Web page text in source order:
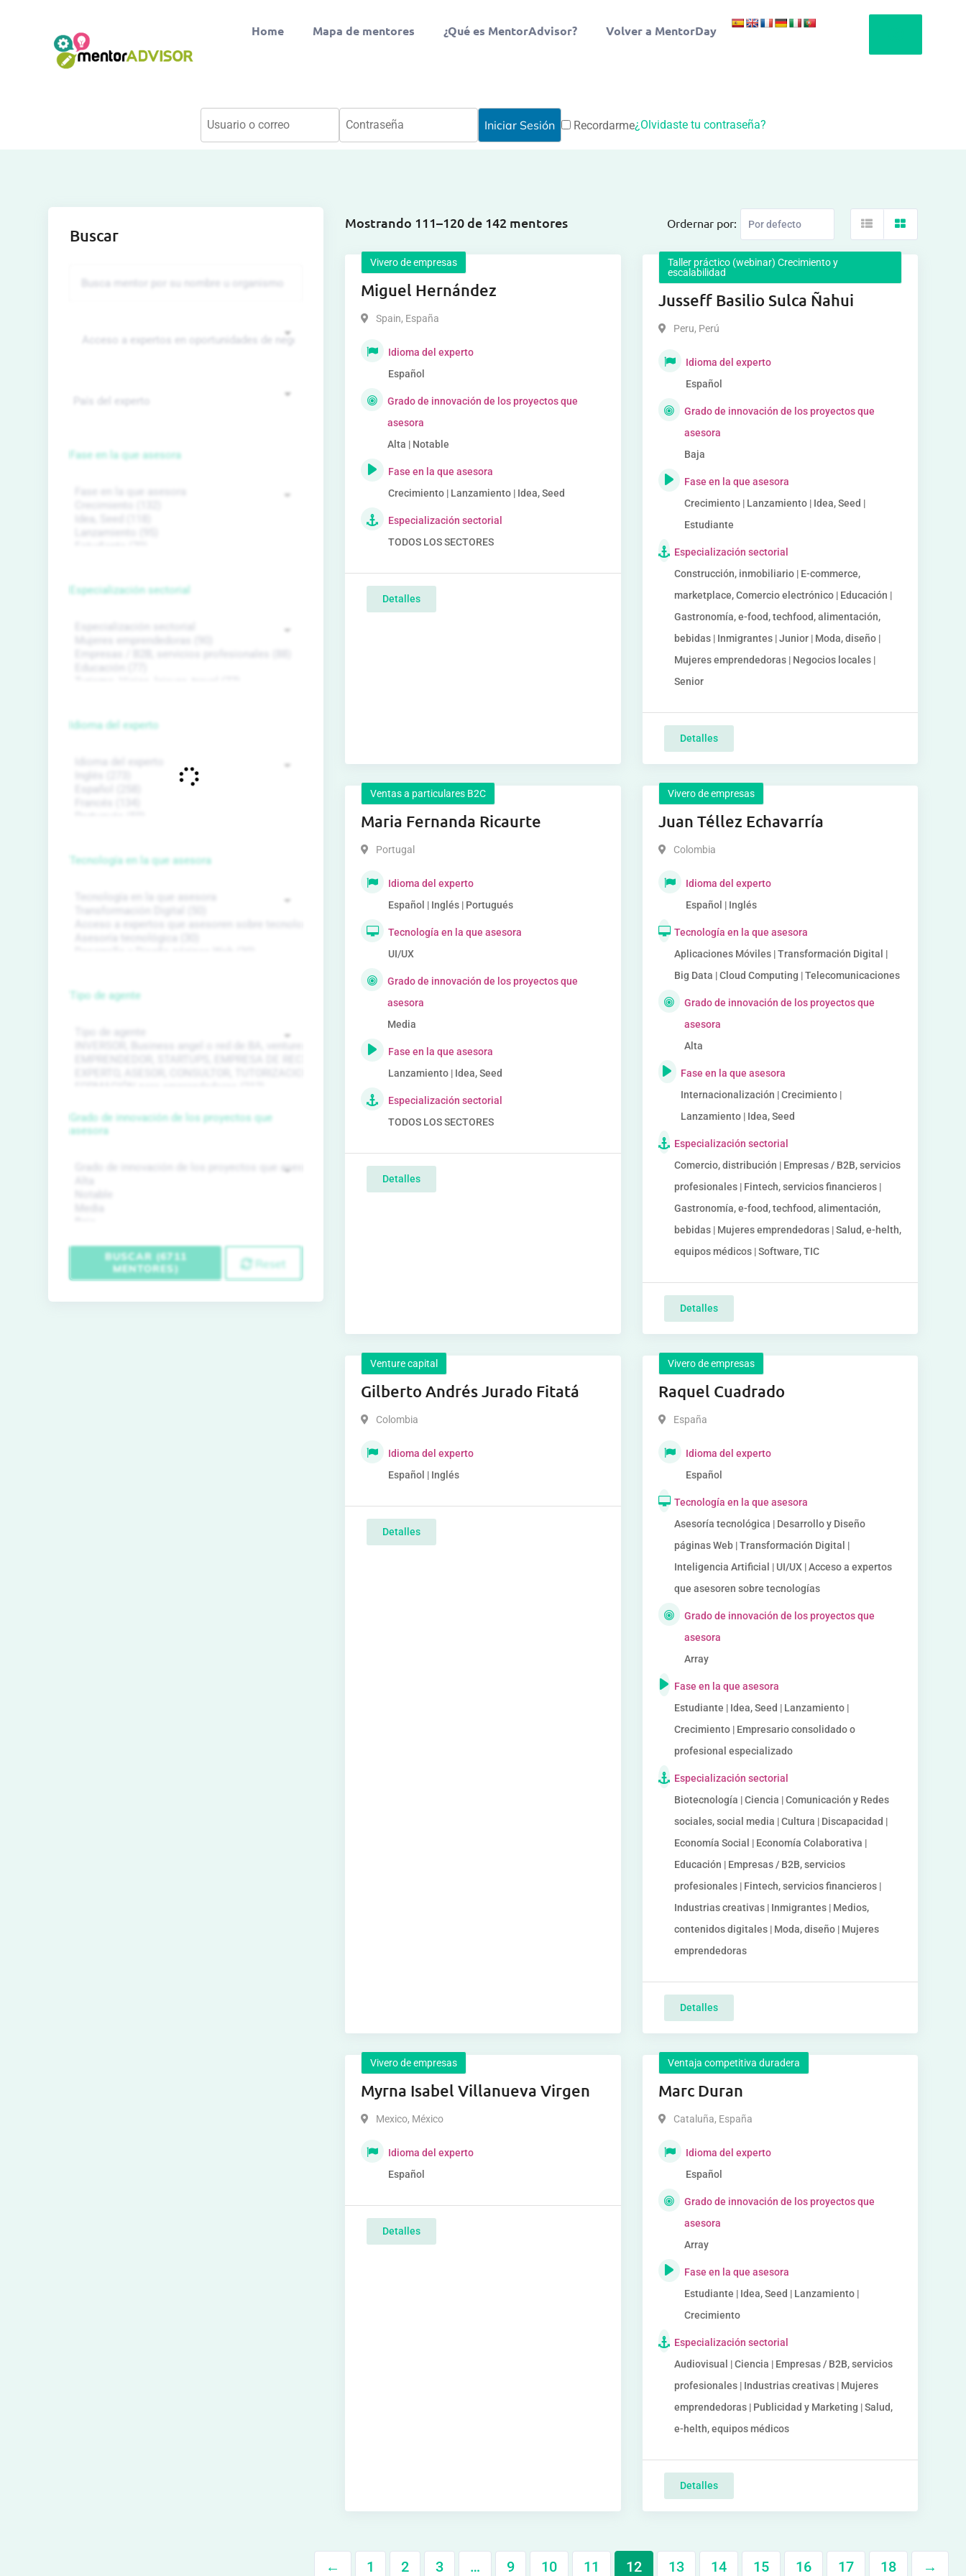
Home Mapa de mentores ¿Qué es MentorAdvisor? Volver a MentorDay
Recordarme¿Olvidaste tu contraseña?
Mostrando 111–120 de 142 mentores Ordernar por:
Vivero de empresas
Miguel Hernández
Spain, España
Idioma del experto
Español
Grado de innovación de los proyectos que
asesora
Alta | Notable
Fase en la que asesora
Crecimiento | Lanzamiento | Idea, Seed
Especialización sectorial
TODOS LOS SECTORES
Detalles
Taller práctico (webinar) Crecimiento y
escalabilidad
Jusseff Basilio Sulca Ñahui
Peru, Perú
Idioma del experto
Español
Grado de innovación de los proyectos que
asesora
Baja
Fase en la que asesora
Crecimiento | Lanzamiento | Idea, Seed |
Estudiante
Especialización sectorial
Construcción, inmobiliario | E-commerce,
marketplace, Comercio electrónico | Educación |
Gastronomía, e-food, techfood, alimentación,
bebidas | Inmigrantes | Junior | Moda, diseño |
Mujeres emprendedoras | Negocios locales |
Senior
Detalles
Ventas a particulares B2C
Maria Fernanda Ricaurte
Portugal
Idioma del experto
Español | Inglés | Portugués
Tecnología en la que asesora
UI/UX
Grado de innovación de los proyectos que
asesora
Media
Fase en la que asesora
Lanzamiento | Idea, Seed
Especialización sectorial
TODOS LOS SECTORES
Detalles
Vivero de empresas
Juan Téllez Echavarría
Colombia
Idioma del experto
Español | Inglés
Tecnología en la que asesora
Aplicaciones Móviles | Transformación Digital |
Big Data | Cloud Computing | Telecomunicaciones
Grado de innovación de los proyectos que
asesora
Alta
Fase en la que asesora
Internacionalización | Crecimiento |
Lanzamiento | Idea, Seed
Especialización sectorial
Comercio, distribución | Empresas / B2B, servicios
profesionales | Fintech, servicios financieros |
Gastronomía, e-food, techfood, alimentación,
bebidas | Mujeres emprendedoras | Salud, e-helth,
equipos médicos | Software, TIC
Detalles
Venture capital
Gilberto Andrés Jurado Fitatá
Colombia
Idioma del experto
Español | Inglés
Detalles
Vivero de empresas
Raquel Cuadrado
España
Idioma del experto
Español
Tecnología en la que asesora
Asesoría tecnológica | Desarrollo y Diseño
páginas Web | Transformación Digital |
Inteligencia Artificial | UI/UX | Acceso a expertos
que asesoren sobre tecnologías
Grado de innovación de los proyectos que
asesora
Array
Fase en la que asesora
Estudiante | Idea, Seed | Lanzamiento |
Crecimiento | Empresario consolidado o
profesional especializado
Especialización sectorial
Biotecnología | Ciencia | Comunicación y Redes
sociales, social media | Cultura | Discapacidad |
Economía Social | Economía Colaborativa |
Educación | Empresas / B2B, servicios
profesionales | Fintech, servicios financieros |
Industrias creativas | Inmigrantes | Medios,
contenidos digitales | Moda, diseño | Mujeres
emprendedoras
Detalles
Vivero de empresas
Myrna Isabel Villanueva Virgen
Mexico, México
Idioma del experto
Español
Detalles
Ventaja competitiva duradera
Marc Duran
Cataluña, España
Idioma del experto
Español
Grado de innovación de los proyectos que
asesora
Array
Fase en la que asesora
Estudiante | Idea, Seed | Lanzamiento |
Crecimiento
Especialización sectorial
Audiovisual | Ciencia | Empresas / B2B, servicios
profesionales | Industrias creativas | Mujeres
emprendedoras | Publicidad y Marketing | Salud,
e-helth, equipos médicos
Detalles
← 1 2 3 … 9 10 11 12 13 14 15 16 17 18 →
Buscar
Fase en la que asesora
Especialización sectorial
Idioma del experto
Tecnología en la que asesora
Tipo de agente
Grado de innovación de los proyectos que
asesora
BUSCAR (6711
MENTORES)
Reset